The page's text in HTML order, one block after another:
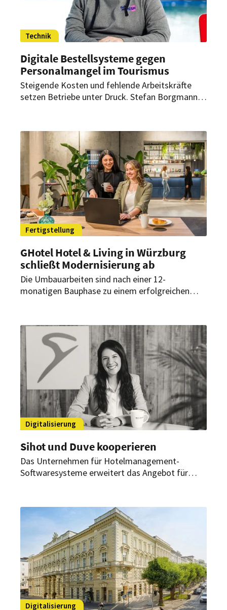
Technik
Digitale Bestellsysteme gegen
Personalmangel im Tourismus
Steigende Kosten und fehlende Arbeitskräfte
setzen Betriebe unter Druck. Stefan Borgmann,
stärkere Nebensaison als mögliche Ansätze.
Fertigstellung
GHotel Hotel & Living in Würzburg
schließt Modernisierung ab
Die Umbauarbeiten sind nach einer 12-
monatigen Bauphase zu einem erfolgreichen
Neugestaltung des Erdgeschosses hat das Hotel
jetzt mehr Raum für Veranstaltungen.
Digitalisierung
Sihot und Duve kooperieren
Das Unternehmen für Hotelmanagement-
Softwaresysteme erweitert das Angebot für
Reservierungsinformationen entsteht ein
erheblicher Mehrwert.
Digitalisierung